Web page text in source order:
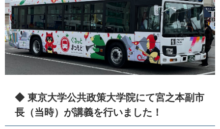
◆ 東京大学公共政策大学院にて宮之本副市
長（当時）が講義を行いました！